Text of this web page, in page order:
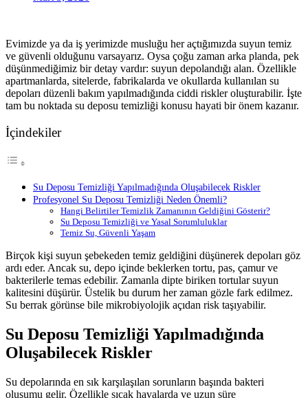
Evimizde ya da iş yerimizde musluğu her açtığımızda suyun temiz
ve güvenli olduğunu varsayarız. Oysa çoğu zaman arka planda, pek
düşünmediğimiz bir detay vardır: suyun depolandığı alan. Özellikle
apartmanlarda, sitelerde, fabrikalarda ve okullarda kullanılan su
depoları düzenli bakım yapılmadığında ciddi riskler oluşturabilir. İşte
tam bu noktada su deposu temizliği konusu hayati bir önem kazanır.
İçindekiler
Su Deposu Temizliği Yapılmadığında Oluşabilecek Riskler
Profesyonel Su Deposu Temizliği Neden Önemli?
Hangi Belirtiler Temizlik Zamanının Geldiğini Gösterir?
Su Deposu Temizliği ve Yasal Sorumluluklar
Temiz Su, Güvenli Yaşam
Birçok kişi suyun şebekeden temiz geldiğini düşünerek depoları göz
ardı eder. Ancak su, depo içinde beklerken tortu, pas, çamur ve
bakterilerle temas edebilir. Zamanla dipte biriken tortular suyun
kalitesini düşürür. Üstelik bu durum her zaman gözle fark edilmez.
Su berrak görünse bile mikrobiyolojik açıdan risk taşıyabilir.
Su Deposu Temizliği Yapılmadığında
Oluşabilecek Riskler
Su depolarında en sık karşılaşılan sorunların başında bakteri
oluşumu gelir. Özellikle sıcak havalarda ve uzun süre